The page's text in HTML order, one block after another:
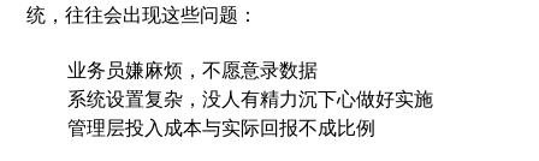
统，往往会出现这些问题：
业务员嫌麻烦，不愿意录数据
系统设置复杂，没人有精力沉下心做好实施
管理层投入成本与实际回报不成比例